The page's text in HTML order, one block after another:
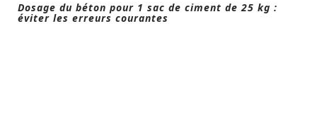
Dosage du béton pour 1 sac de ciment de 25 kg :
éviter les erreurs courantes